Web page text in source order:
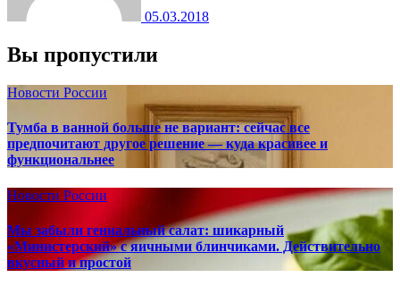
05.03.2018
Вы пропустили
Новости России
Тумба в ванной больше не вариант: сейчас все
предпочитают другое решение — куда красивее и
функциональнее
Новости России
Мы забыли гениальный салат: шикарный
«Министерский» с яичными блинчиками. Действительно
вкусный и простой